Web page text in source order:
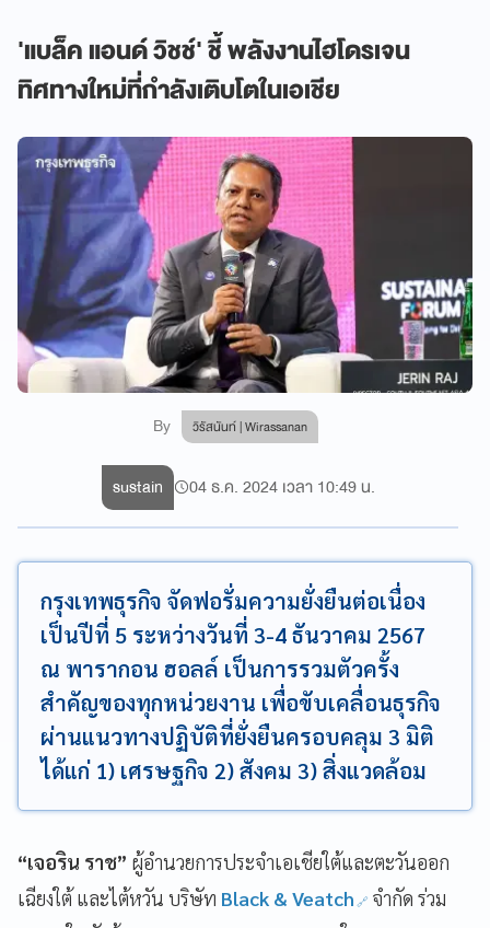
'แบล็ค แอนด์ วิชช์' ชี้ พลังงานไฮโดรเจน
ทิศทางใหม่ที่กำลังเติบโตในเอเชีย
By วิรัสนันท์ | Wirassanan
sustain 04 ธ.ค. 2024 เวลา 10:49 น.
กรุงเทพธุรกิจ จัดฟอรั่มความยั่งยืนต่อเนื่อง
เป็นปีที่ 5 ระหว่างวันที่ 3-4 ธันวาคม 2567
ณ พารากอน ฮอลล์ เป็นการรวมตัวครั้ง
สำคัญของทุกหน่วยงาน เพื่อขับเคลื่อนธุรกิจ
ผ่านแนวทางปฏิบัติที่ยั่งยืนครอบคลุม 3 มิติ
ได้แก่ 1) เศรษฐกิจ 2) สังคม 3) สิ่งแวดล้อม
“เจอริน ราช” ผู้อำนวยการประจำเอเชียใต้และตะวันออก
เฉียงใต้ และไต้หวัน บริษัท Black & Veatch จำกัด ร่วม